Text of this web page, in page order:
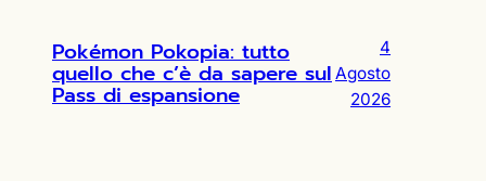
Pokémon Pokopia: tutto
quello che c’è da sapere sul
Pass di espansione
4
Agosto
2026